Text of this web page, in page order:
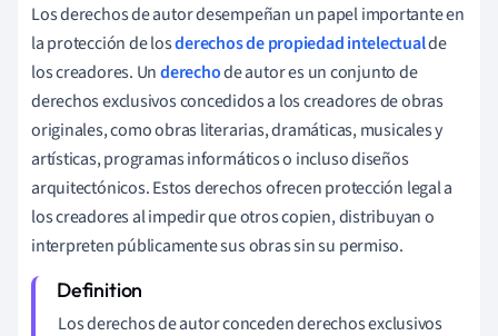
Los derechos de autor desempeñan un papel importante en
la protección de losderechos de propiedad intelectualde
los creadores. Underechode autor es un conjunto de
derechos exclusivos concedidos a los creadores de obras
originales, como obras literarias, dramáticas, musicales y
artísticas, programas informáticos o incluso diseños
arquitectónicos. Estos derechos ofrecen protección legal a
los creadores al impedir que otros copien, distribuyan o
interpreten públicamente sus obras sin su permiso.
Los derechos de autor conceden derechos exclusivos